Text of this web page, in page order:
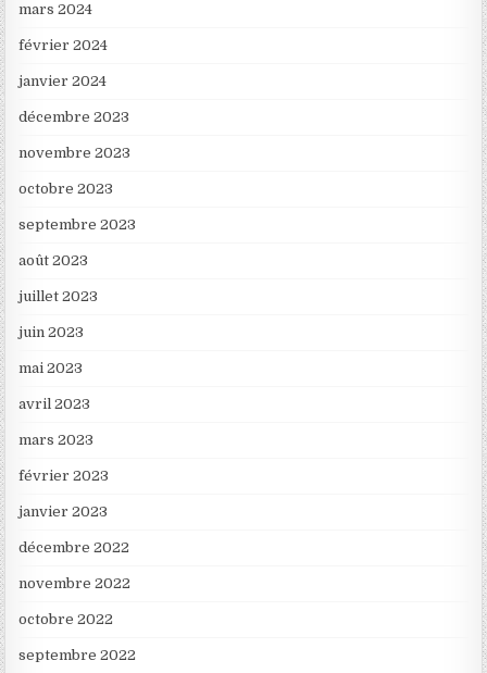
mars 2024
février 2024
janvier 2024
décembre 2023
novembre 2023
octobre 2023
septembre 2023
août 2023
juillet 2023
juin 2023
mai 2023
avril 2023
mars 2023
février 2023
janvier 2023
décembre 2022
novembre 2022
octobre 2022
septembre 2022